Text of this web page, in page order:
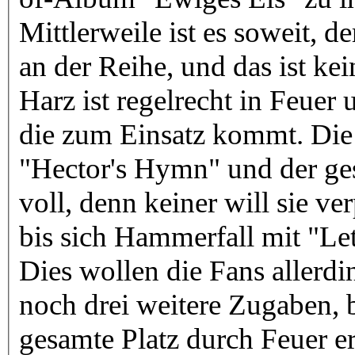
Mittlerweile ist es soweit,
an der Reihe, und das ist
Harz ist regelrecht in Feuer
die zum Einsatz kommt.
"Hector's Hymn" und der
voll, denn keiner will sie
bis sich Hammerfall mit
Dies wollen die Fans
noch drei weitere Zugaben,
gesamte Platz durch Feuer